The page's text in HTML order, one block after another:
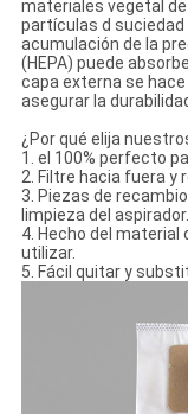
materiales vegetal
partículas d suciedad
acumulación de la
(HEPA) puede
capa externa se
asegurar la
¿Por qué elija
1. el 100% perfecto
2. Filtre hacia fuera y
3. Piezas de
limpieza del aspirador.
4. Hecho del material
utilizar.
5. Fácil quitar y